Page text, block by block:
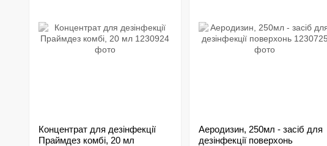
Концентрат для дезінфекції
Праймдез комбі, 20 мл
Аеродизин, 250мл - засіб для
дезінфекції поверхонь